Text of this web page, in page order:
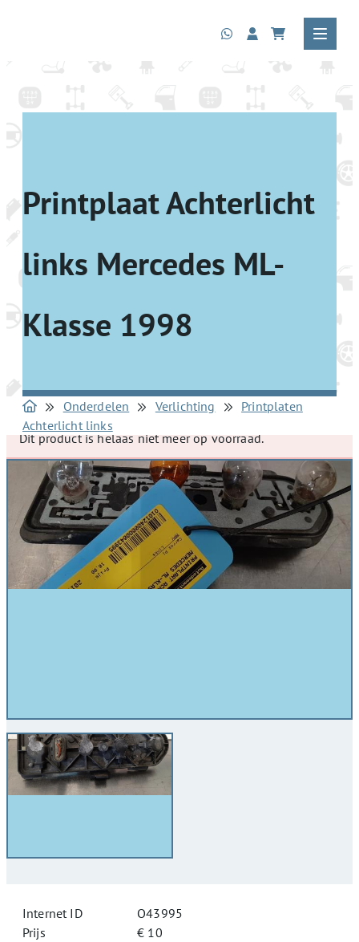
Printplaat Achterlicht
links Mercedes ML-
Klasse 1998
Onderdelen Verlichting
Printplaten
Achterlicht links
Dit product is helaas niet meer op voorraad.
Internet ID
O43995
Prijs
€ 10